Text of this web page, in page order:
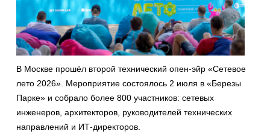
В Москве прошёл второй технический опен-эйр «Сетевое
лето 2026». Мероприятие состоялось 2 июля в «Березы
Парке» и собрало более 800 участников: сетевых
инженеров, архитекторов, руководителей технических
направлений и ИТ-директоров.